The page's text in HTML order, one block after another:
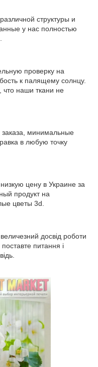
структуры и
у нас полностью
проверку на
к палящему солнцу.
что наши ткани не
минимальные
в любую точку
цену в Украине за
продукт на
цветы 3d.
досвід роботи
питання і